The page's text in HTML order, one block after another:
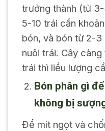
trưởng thành (từ
5-10 trái cần
bón, và bón từ 2-3
nuôi trái. Cây
trái thì liều lượng
Bón phân gì
không bị
Để mít ngọt và